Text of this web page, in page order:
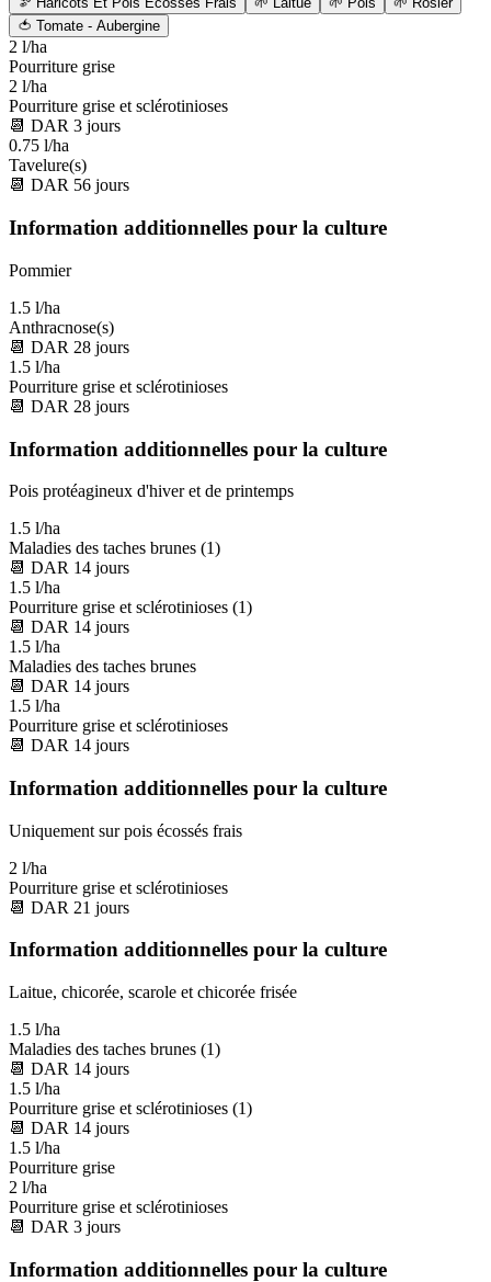
🍅 Tomate - Aubergine
2 l/ha
Pourriture grise
2 l/ha
Pourriture grise et sclérotinioses
📆 DAR 3 jours
0.75 l/ha
Tavelure(s)
📆 DAR 56 jours
Information additionnelles pour la culture
Pommier
1.5 l/ha
Anthracnose(s)
📆 DAR 28 jours
1.5 l/ha
Pourriture grise et sclérotinioses
📆 DAR 28 jours
Information additionnelles pour la culture
Pois protéagineux d'hiver et de printemps
1.5 l/ha
Maladies des taches brunes (1)
📆 DAR 14 jours
1.5 l/ha
Pourriture grise et sclérotinioses (1)
📆 DAR 14 jours
1.5 l/ha
Maladies des taches brunes
📆 DAR 14 jours
1.5 l/ha
Pourriture grise et sclérotinioses
📆 DAR 14 jours
Information additionnelles pour la culture
Uniquement sur pois écossés frais
2 l/ha
Pourriture grise et sclérotinioses
📆 DAR 21 jours
Information additionnelles pour la culture
Laitue, chicorée, scarole et chicorée frisée
1.5 l/ha
Maladies des taches brunes (1)
📆 DAR 14 jours
1.5 l/ha
Pourriture grise et sclérotinioses (1)
📆 DAR 14 jours
1.5 l/ha
Pourriture grise
2 l/ha
Pourriture grise et sclérotinioses
📆 DAR 3 jours
Information additionnelles pour la culture